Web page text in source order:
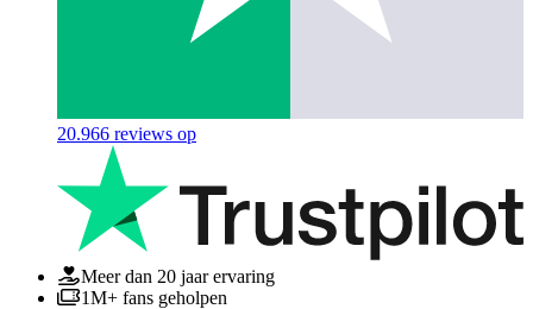
20.966 reviews op
Meer dan 20 jaar ervaring
1M+ fans geholpen